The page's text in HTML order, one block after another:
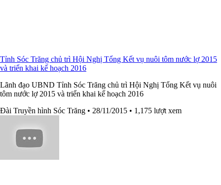
Tỉnh Sóc Trăng chủ trì Hội Nghị Tổng Kết vụ nuôi tôm nước lợ 2015
và triển khai kế hoạch 2016
Lãnh đạo UBND Tỉnh Sóc Trăng chủ trì Hội Nghị Tổng Kết vụ nuôi
tôm nước lợ 2015 và triển khai kế hoạch 2016
Đài Truyền hình Sóc Trăng • 28/11/2015 • 1,175 lượt xem